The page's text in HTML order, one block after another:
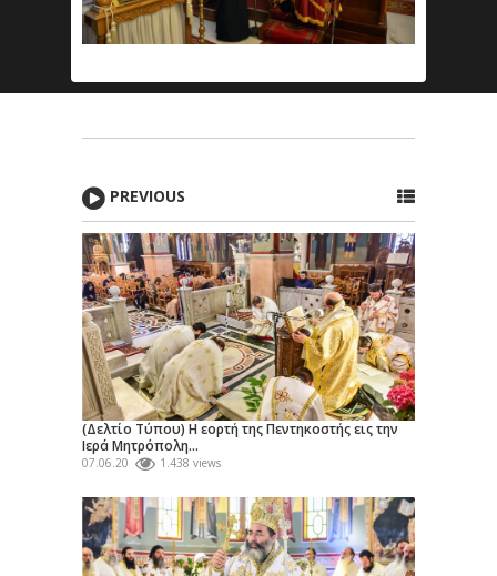
PREVIOUS
(Δελτίο Τύπου) Η εορτή της Πεντηκοστής εις την
Ιερά Μητρόπολη...
07.06.20 1.438 views